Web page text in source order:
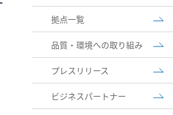
拠点一覧
品質・環境への取り組み
プレスリリース
ビジネスパートナー